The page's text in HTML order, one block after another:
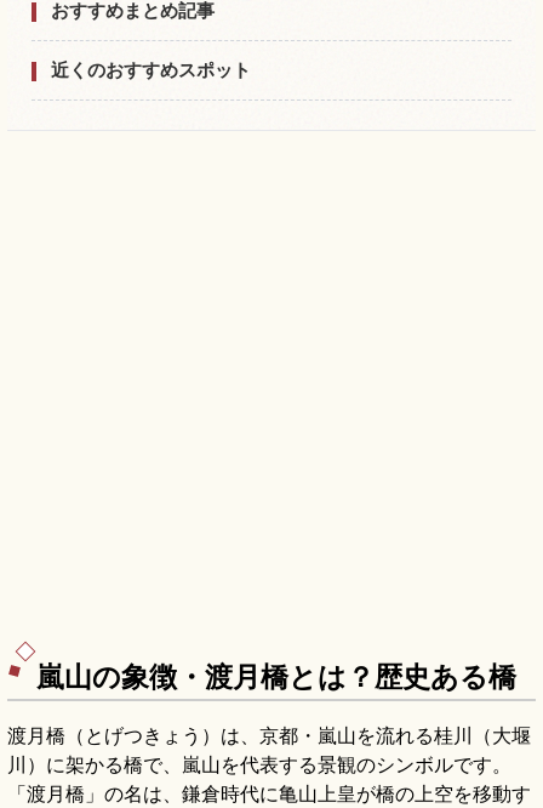
おすすめまとめ記事
近くのおすすめスポット
嵐山の象徴・渡月橋とは？歴史ある橋
渡月橋（とげつきょう）は、京都・嵐山を流れる桂川（大堰
川）に架かる橋で、嵐山を代表する景観のシンボルです。
「渡月橋」の名は、鎌倉時代に亀山上皇が橋の上空を移動す